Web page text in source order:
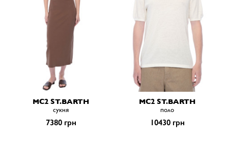
MC2 ST.BARTH
сукня
7380 грн
MC2 ST.BARTH
поло
10430 грн